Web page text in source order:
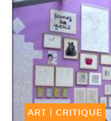
ART | CRITIQUE